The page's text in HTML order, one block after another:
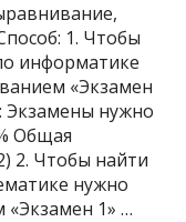
1. Чтобы
информатике
«Экзамен
Экзамены нужно
Общая
2. Чтобы найти
нужно
1» …